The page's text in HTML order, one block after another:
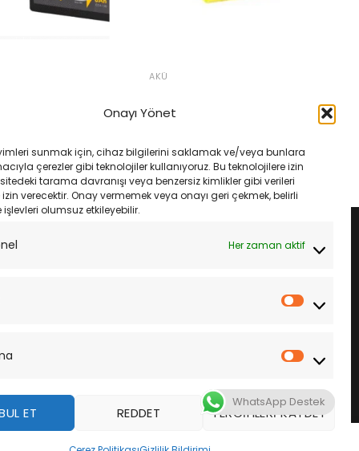
Onayı Yönet
sunmak için, cihaz bilgilerini saklamak ve/veya bunlara
çerezler gibi teknolojiler kullanıyoruz. Bu teknolojilere izin
tarama davranışı veya benzersiz kimlikler gibi verileri
verecektir. Onay vermemek veya onayı geri çekmek, belirli
işlevleri olumsuz etkileyebilir.
Her zaman aktif
İstatistik
ET REDDET TERCIHLERI KAYDET
6Ah
₺3,745.00.
AKÜ
Bs Akü
₺1,500.00
₺1,500.00.
₺1,410.00.
SEPETE EKLE
WhatsApp Destek